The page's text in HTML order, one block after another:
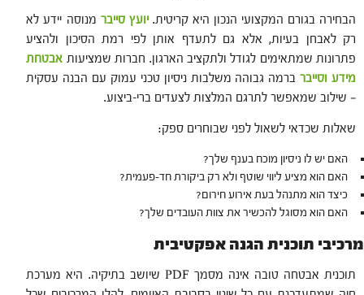
הבחירה בגורם המקצועי הנכון היא קריטית.יועץ סייבר מנוסה יידע לא
רק לאבחן בעיות, אלא גם לתעדף אותן לפי רמת הסיכון ולהציע
פתרונות שמתאימים לגודל ולתקציב הארגון. חברות שמציעות אבטחת
מידע וסייברברמה גבוהה משלבות ניסיון טכני עמוק עם הבנה עסקית
— שילוב שמאפשר לתרגם המלצות לצעדים ברי-ביצוע.
שאלות שכדאי לשאול לפני שבוחרים ספק:
האם יש לו ניסיון מוכח בענף שלך?
האם הוא מציע ליווי שוטף ולא רק ביקורת חד-פעמית?
כיצד הוא מתנהל בעת אירוע חירום?
האם הוא מסוגל להכשיר את צוות העובדים שלך?
מרכיבי תוכנית הגנה אפקטיבית
תוכנית אבטחה טובה אינה מסמך PDF שיושב בתיקיה. היא מערכת